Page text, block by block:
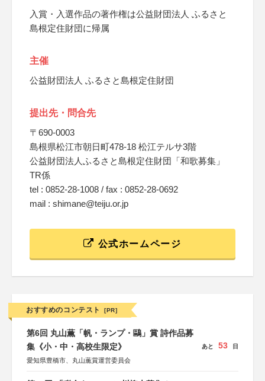
入賞・入選作品の著作権は公益財団法人 ふるさと
島根定住財団に帰属
主催
公益財団法人 ふるさと島根定住財団
提出先・問合先
〒690-0003
島根県松江市朝日町478-18 松江テルサ3階
公益財団法人ふるさと島根定住財団「和歌募集」
TR係
tel : 0852-28-1008 / fax : 0852-28-0692
mail : shimane@teiju.or.jp
公式ホームページ
おすすめのコンテスト [PR]
第6回 丸山薫「帆・ランプ・鷗」賞 詩作品募
集《小・中・高校生限定》
愛知県豊橋市、丸山薫賞運営委員会
あと 53 日